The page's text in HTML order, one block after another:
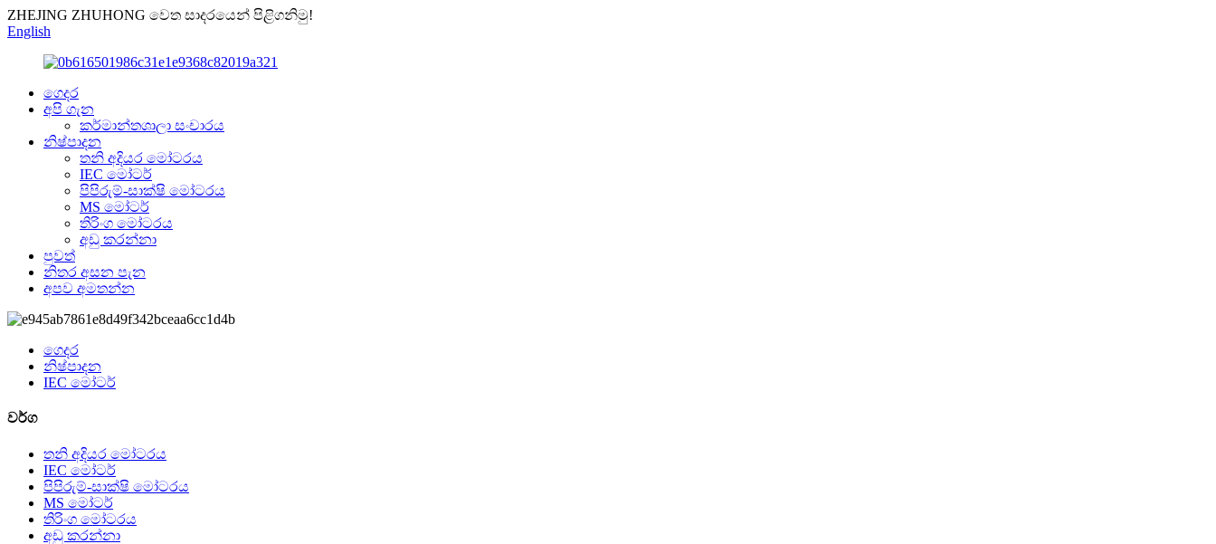
ZHEJING ZHUHONG වෙත සාදරයෙන් පිළිගනිමු!
English
ගෙදර
අපි ගැන
කර්මාන්තශාලා සංචාරය
නිෂ්පාදන
තනි අදියර මෝටරය
IEC මෝටර්
පිපිරුම්-සාක්ෂි මෝටරය
MS මෝටර්
තිරිංග මෝටරය
අඩු කරන්නා
පුවත්
නිතර අසන පැන
අපව අමතන්න
ගෙදර
නිෂ්පාදන
IEC මෝටර්
වර්ග
තනි අදියර මෝටරය
IEC මෝටර්
පිපිරුම්-සාක්ෂි මෝටරය
MS මෝටර්
තිරිංග මෝටරය
අඩු කරන්නා